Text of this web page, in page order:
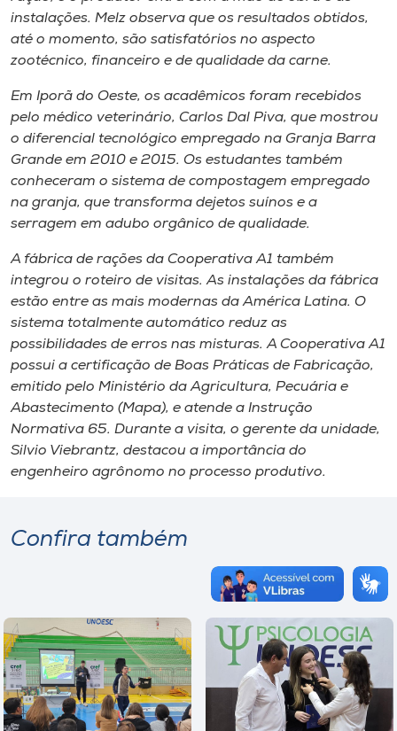
instalações. Melz observa que os resultados obtidos,
até o momento, são satisfatórios no aspecto
zootécnico, financeiro e de qualidade da carne.
Em Iporã do Oeste, os acadêmicos foram recebidos
pelo médico veterinário, Carlos Dal Piva, que mostrou
o diferencial tecnológico empregado na Granja Barra
Grande em 2010 e 2015. Os estudantes também
conheceram o sistema de compostagem empregado
na granja, que transforma dejetos suínos e a
serragem em adubo orgânico de qualidade.
A fábrica de rações da Cooperativa A1 também
integrou o roteiro de visitas. As instalações da fábrica
estão entre as mais modernas da América Latina. O
sistema totalmente automático reduz as
possibilidades de erros nas misturas. A Cooperativa A1
possui a certificação de Boas Práticas de Fabricação,
emitido pelo Ministério da Agricultura, Pecuária e
Abastecimento (Mapa), e atende a Instrução
Normativa 65. Durante a visita, o gerente da unidade,
Silvio Viebrantz, destacou a importância do
engenheiro agrônomo no processo produtivo.
Confira também